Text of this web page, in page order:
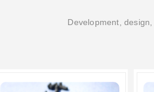
Development,